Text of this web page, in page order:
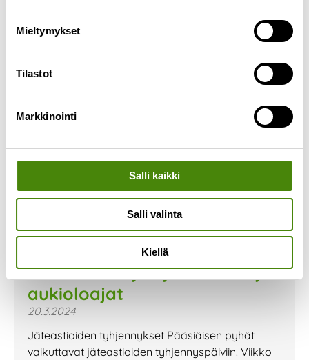
Mieltymykset
Tilastot
Markkinointi
Salli kaikki
Salli valinta
Kiellä
Pääsiäisen ajan jätehuolto ja
aukioloajat
20.3.2024
Jäteastioiden tyhjennykset Pääsiäisen pyhät
vaikuttavat jäteastioiden tyhjennyspäiviin. Viikko